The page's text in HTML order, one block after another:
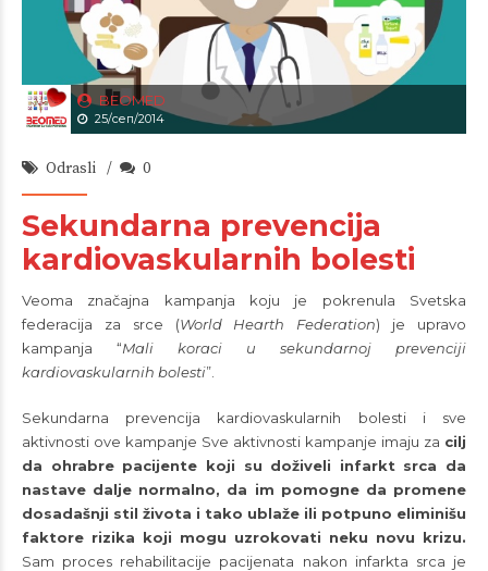
BEOMED
25/сеп/2014
Odrasli 0
Sekundarna prevencija
kardiovaskularnih bolesti
Veoma značajna kampanja koju je pokrenula Svetska
federacija za srce (World Hearth Federation) je upravo
kampanja “Mali koraci u sekundarnoj prevenciji
kardiovaskularnih bolesti”.
Sekundarna prevencija kardiovaskularnih bolesti i sve
aktivnosti ove kampanje Sve aktivnosti kampanje imaju za cilj
da ohrabre pacijente koji su doživeli infarkt srca da
nastave dalje normalno, da im pomogne da promene
dosadašnji stil života i tako ublaže ili potpuno eliminišu
faktore rizika koji mogu uzrokovati neku novu krizu.
Sam proces rehabilitacije pacijenata nakon infarkta srca je